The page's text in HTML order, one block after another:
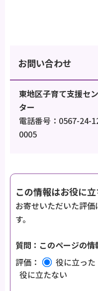
お問い合わせ
東地区子育て支援セ
ター
電話番号：
0005
この情報はお役に
お寄せいただいた評
す。
質問：このページの
評価：
役に立った
役に立たない